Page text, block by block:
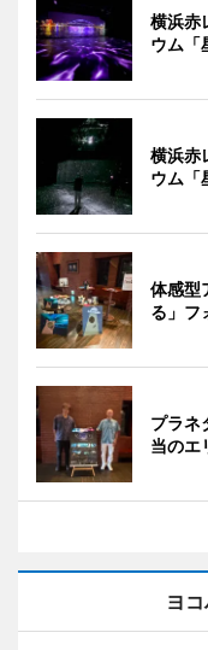
横浜赤
ウム「
横浜赤
ウム「
体感型
る」フ
プラネ
当のエ
ヨ